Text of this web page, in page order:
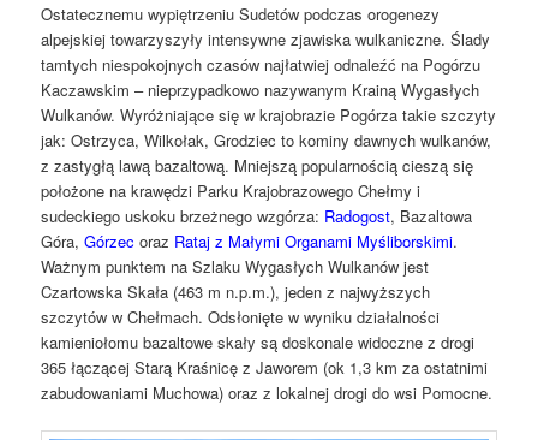
Ostatecznemu wypiętrzeniu Sudetów podczas orogenezy
alpejskiej towarzyszyły intensywne zjawiska wulkaniczne. Ślady
tamtych niespokojnych czasów najłatwiej odnaleźć na Pogórzu
Kaczawskim – nieprzypadkowo nazywanym Krainą Wygasłych
Wulkanów. Wyróżniające się w krajobrazie Pogórza takie szczyty
jak: Ostrzyca, Wilkołak, Grodziec to kominy dawnych wulkanów,
z zastygłą lawą bazaltową. Mniejszą popularnością cieszą się
położone na krawędzi Parku Krajobrazowego Chełmy i
sudeckiego uskoku brzeżnego wzgórza: Radogost, Bazaltowa
Góra,Górzec oraz Rataj z Małymi Organami Myśliborskimi.
Ważnym punktem na Szlaku Wygasłych Wulkanów jest
Czartowska Skała (463 m n.p.m.), jeden z najwyższych
szczytów w Chełmach. Odsłonięte w wyniku działalności
kamieniołomu bazaltowe skały są doskonale widoczne z drogi
365 łączącej Starą Kraśnicę z Jaworem (ok 1,3 km za ostatnimi
zabudowaniami Muchowa) oraz z lokalnej drogi do wsi Pomocne.